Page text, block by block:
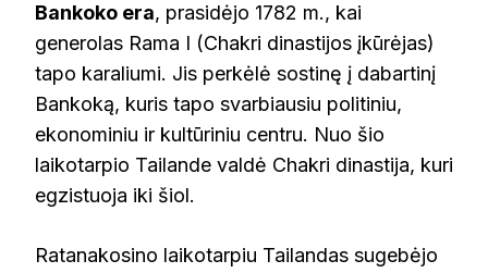
Bankoko era, prasidėjo 1782 m., kai
generolas Rama I (Chakri dinastijos įkūrėjas)
tapo karaliumi. Jis perkėlė sostinę į dabartinį
Bankoką, kuris tapo svarbiausiu politiniu,
ekonominiu ir kultūriniu centru. Nuo šio
laikotarpio Tailande valdė Chakri dinastija, kuri
egzistuoja iki šiol.
Ratanakosino laikotarpiu Tailandas sugebėjo